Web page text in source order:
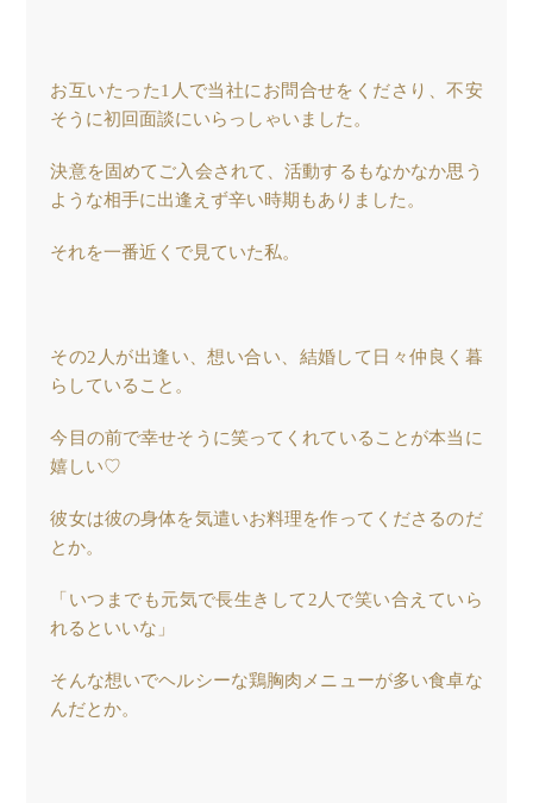
お互いたった1人で当社にお問合せをくださり、不安
そうに初回面談にいらっしゃいました。
決意を固めてご入会されて、活動するもなかなか思う
ような相手に出逢えず辛い時期もありました。
それを一番近くで見ていた私。
その2人が出逢い、想い合い、結婚して日々仲良く暮
らしていること。
今目の前で幸せそうに笑ってくれていることが本当に
嬉しい♡
彼女は彼の身体を気遣いお料理を作ってくださるのだ
とか。
「いつまでも元気で長生きして2人で笑い合えていら
れるといいな」
そんな想いでヘルシーな鶏胸肉メニューが多い食卓な
んだとか。